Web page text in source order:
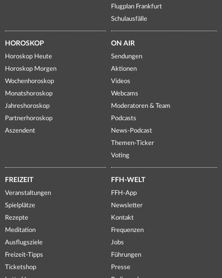
Flugplan Frankfurt
Schulausfälle
HOROSKOP
Horoskop Heute
Horoskop Morgen
Wochenhoroskop
Monatshoroskop
Jahreshoroskop
Partnerhoroskop
Aszendent
ON AIR
Sendungen
Aktionen
Videos
Webcams
Moderatoren & Team
Podcasts
News-Podcast
Themen-Ticker
Voting
FREIZEIT
Veranstaltungen
Spielplätze
Rezepte
Meditation
Ausflugsziele
Freizeit-Tipps
Ticketshop
FFH-WELT
FFH-App
Newsletter
Kontakt
Frequenzen
Jobs
Führungen
Presse